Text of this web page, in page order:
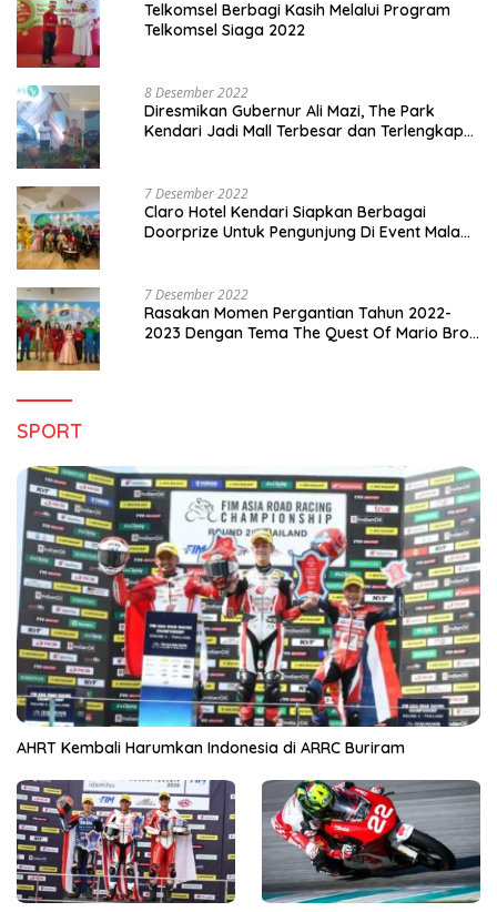
Telkomsel Berbagi Kasih Melalui Program
Telkomsel Siaga 2022
8 Desember 2022
Diresmikan Gubernur Ali Mazi, The Park
Kendari Jadi Mall Terbesar dan Terlengkap
7 Desember 2022
Claro Hotel Kendari Siapkan Berbagai
Doorprize Untuk Pengunjung Di Event Malam
7 Desember 2022
Rasakan Momen Pergantian Tahun 2022-
2023 Dengan Tema The Quest Of Mario Bros
SPORT
AHRT Kembali Harumkan Indonesia di ARRC Buriram